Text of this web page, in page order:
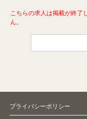
こちらの求人は掲載が終了
ん。
プライバシーポリシー